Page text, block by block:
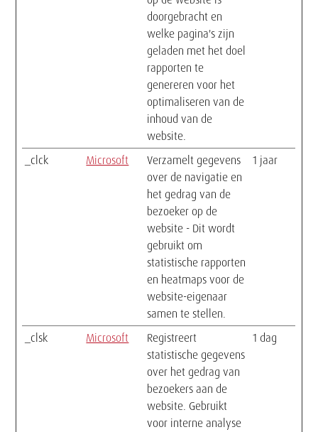
doorgebracht en
welke pagina's zijn
geladen met het doel
rapporten te
genereren voor het
optimaliseren van de
inhoud van de
website.
_clck Microsoft
Verzamelt gegevens
over de navigatie en
het gedrag van de
bezoeker op de
website - Dit wordt
gebruikt om
statistische rapporten
en heatmaps voor de
website-eigenaar
samen te stellen.
1 jaar
_clsk Microsoft
Registreert
statistische gegevens
over het gedrag van
bezoekers aan de
website. Gebruikt
voor interne analyse
1 dag